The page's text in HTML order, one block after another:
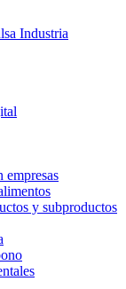
empresas
y subproductos